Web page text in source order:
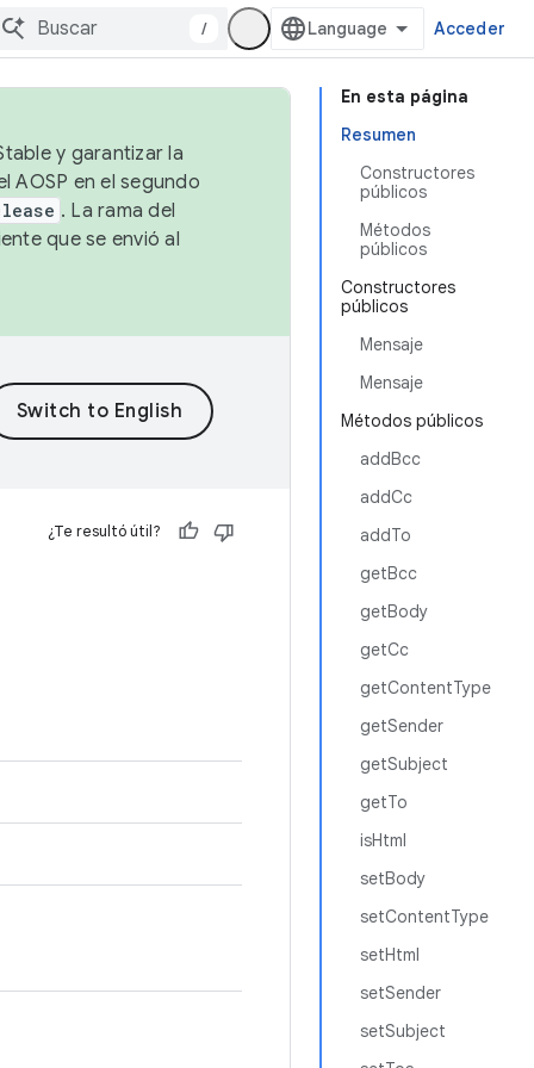
/ Acceder
En esta página
Resumen
Constructores
públicos
Métodos
públicos
Constructores
públicos
Mensaje
Mensaje
Métodos públicos
addBcc
addCc
addTo
getBcc
getBody
getCc
getContentType
getSender
getSubject
getTo
isHtml
setBody
setContentType
setHtml
setSender
setSubject
y garantizar la
AOSP en el segundo
. La rama del
que se envió al
¿Te resultó útil?